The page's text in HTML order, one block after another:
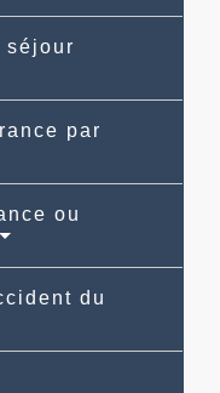
séjour
par
ou
du